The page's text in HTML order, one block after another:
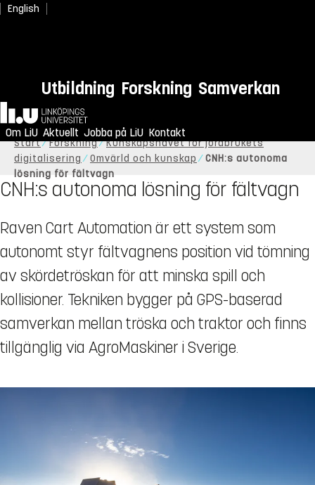
English
Utbildning Forskning Samverkan
Hem
Om LiU Aktuellt Jobba på LiU Kontakt
Start Forskning
Kunskapsnavet för jordbrukets
digitalisering
Omvärld och kunskap
CNH:s autonoma
lösning för fältvagn
CNH:s autonoma lösning för fältvagn
Raven Cart Automation är ett system som
autonomt styr fältvagnens position vid tömning
av skördetröskan för att minska spill och
kollisioner. Tekniken bygger på GPS-baserad
samverkan mellan tröska och traktor och finns
tillgänglig via AgroMaskiner i Sverige.